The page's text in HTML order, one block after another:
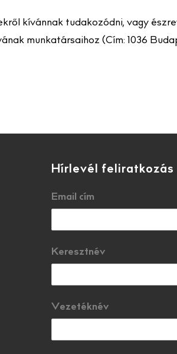
kívánnak tudakozódni, vagy
munkatársaihoz (Cím: 1036
Hírlevél feliratkozás
Email cím
Keresztnév
Vezetéknév